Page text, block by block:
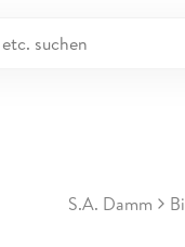
S.A. Damm